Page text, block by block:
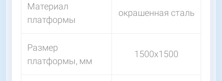
Материал
платформы
окрашенная сталь
Размер
платформы, мм
1500х1500